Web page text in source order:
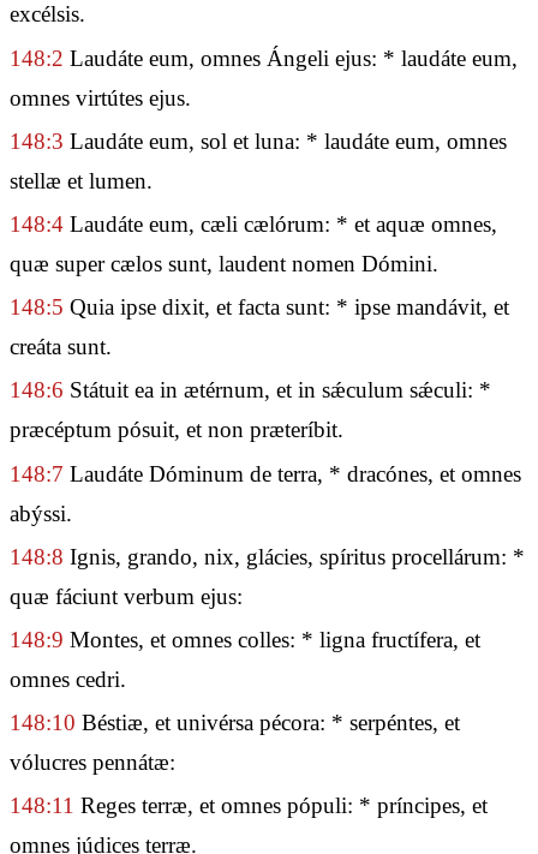
excélsis.
148:2 Laudáte eum, omnes Ángeli ejus: * laudáte eum,
omnes virtútes ejus.
148:3 Laudáte eum, sol et luna: * laudáte eum, omnes
stellæ et lumen.
148:4 Laudáte eum, cæli cælórum: * et aquæ omnes,
quæ super cælos sunt, laudent nomen Dómini.
148:5 Quia ipse dixit, et facta sunt: * ipse mandávit, et
creáta sunt.
148:6 Státuit ea in ætérnum, et in sǽculum sǽculi: *
præcéptum pósuit, et non præteríbit.
148:7 Laudáte Dóminum de terra, * dracónes, et omnes
abýssi.
148:8 Ignis, grando, nix, glácies, spíritus procellárum: *
quæ fáciunt verbum ejus:
148:9 Montes, et omnes colles: * ligna fructífera, et
omnes cedri.
148:10 Béstiæ, et univérsa pécora: * serpéntes, et
vólucres pennátæ:
148:11 Reges terræ, et omnes pópuli: * príncipes, et
omnes júdices terræ.